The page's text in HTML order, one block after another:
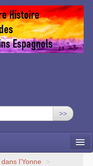
>>
l’Yonne
>